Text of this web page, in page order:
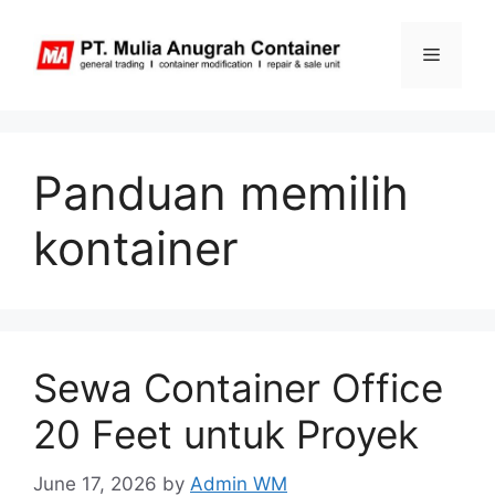
content
Menu
Panduan memilih
kontainer
Sewa Container Office
20 Feet untuk Proyek
June 17, 2026 by Admin WM